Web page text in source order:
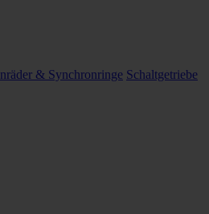
& Synchronringe Schaltgetriebe